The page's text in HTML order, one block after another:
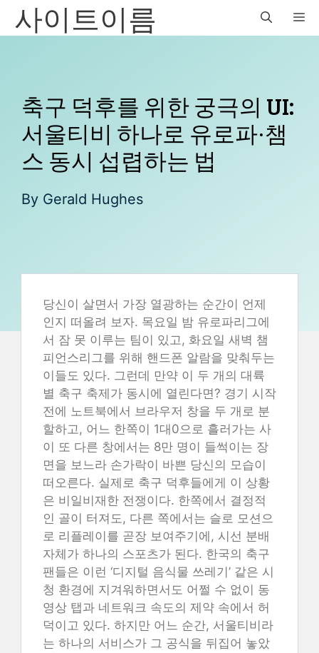
Skip사이트이름
축구 덕후를 위한 궁극의 UI:
서울티비 하나로 유로파·챔
스 동시 섭렵하는 법
By Gerald Hughes
당신이 살면서 가장 열광하는 순간이 언제
인지 떠올려 보자. 목요일 밤 유로파리그에
서 잠 못 이루는 팀이 있고, 화요일 새벽 챔
피언스리그를 위해 핸드폰 알람을 맞춰두는
이들도 있다. 그런데 만약 이 두 개의 대륙
별 축구 축제가 동시에 열린다면? 경기 시작
전에 노트북에서 브라우저 창을 두 개로 분
할하고, 어느 한쪽이 1대0으로 흘러가는 사
이 또 다른 창에서는 8만 명이 들썩이는 장
면을 보느라 손가락이 바쁜 당신의 모습이
떠오른다. 실제로 축구 덕후들에게 이 상황
은 비일비재한 전쟁이다. 한쪽에서 결정적
인 골이 터져도, 다른 쪽에서는 슬로 모션으
로 리플레이를 곧장 보여주기에, 시선 분배
자체가 하나의 스포츠가 된다. 한국의 축구
팬들은 이런 ‘디지털 음식물 쓰레기’ 같은 시
청 환경에 지겨워하면서도 어쩔 수 없이 동
영상 탭과 네트워크 속도의 제약 속에서 허
덕이고 있다. 하지만 어느 순간, 서울티비라
는 하나의 서비스가 그 공식을 뒤집어 놓았